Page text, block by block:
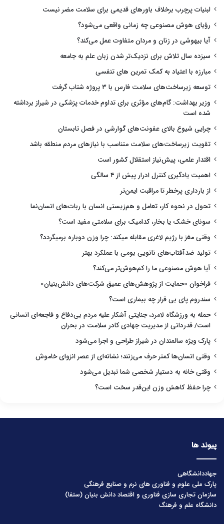
لبنیات پرچرب برخلاف باورهای قدیمی برای سلامت مضر نیست
رؤیای هوش مصنوعی چه زمانی واقعی می‌شود؟
آیا بیهوشی در زنان و مردان متفاوت عمل می‌کند؟
سیزده سال تلاش برای نزدیک‌تر شدن زبان علم به جامعه
مبارزه با اعتیاد به کمک تمرین های تنفسی
توسعه زیرساخت‌های سلامت فارس با ۳ پروژه شتاب گرفت
وزیر بهداشت: گام‌های مؤثری برای تداوم خدمات پزشکی در شیراز برداشته
شده است
چرایی شیوع بالای عفونت‌های گوارشی در فصل تابستان
تقویت زیرساخت‌های سلامت متناسب با نیازهای مردم منطقه باشد
اقتدار علمی، پیش‌نیاز استقلال کشور است
اهمیت یادگیری کنترل ادرار پیش از ۴ سالگی
از بارداری پرخطر تا مراقبت ایمن‌تر
تحول در نحوه کار، تعامل و هم‌زیستی انسان با ربات‌های انسان‌نما
سونای خشک یا بخار، کدامیک برای سلامتی مفید است؟
وقتی مغز با رژیم لاغری مقابله میکند: چرا وزن دوباره برمیگردد؟
تولید ضدآفتاب‌های نانویی بومی با عملکرد بهتر
آیا هوش مصنوعی ما را کم‌هوش‌تر می‌کند؟
فراخوان «حمایت از پژوهش‌های عمیق شرکت‌های دانش‌بنیان»
سندروم پای بی قرار چه بیماری است؟
حمله به ورزشگاه لامرد، جنایتی آشکار علیه مردم بی‌دفاع و فاجعه‌ای انسانی
است/ قدردانی از مدیریت جهادی کادر سلامت در بحران
پارک ویژه سالمندان در شیراز طراحی و اجرا می‌شود
وقتی انسان‌ها کمتر حرف می‌زنند؛ نشانه‌ای از عصر انزوای خاموش
وقتی خانه به دستیار شخصی شما تبدیل می‌شود
چرا حفظ کاهش وزن این‌قدر سخت است؟
پیوند ها
جهاددانشگاهی
پارک ملی علوم و فناوری های نرم و صنایع فرهنگی
سازمان تجاری سازی فناوری و اقتصاد دانش بنیان (ستفا)
دانشگاه علم و فرهنگ